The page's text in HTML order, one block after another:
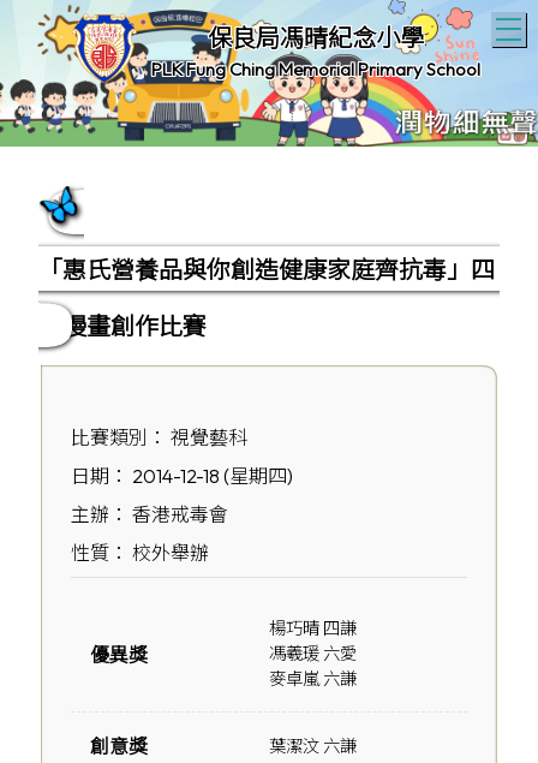
保良局馮晴紀念小學
PLK Fung Ching Memorial Primary School
「惠氏營養品與你創造健康家庭齊抗毒」四
格漫畫創作比賽
比賽類別： 視覺藝科
日期： 2014-12-18 (星期四)
主辦： 香港戒毒會
性質： 校外舉辦
優異獎
楊巧晴 四謙
馮羲瑗 六愛
麥卓嵐 六謙
創意獎 葉潔汶 六謙